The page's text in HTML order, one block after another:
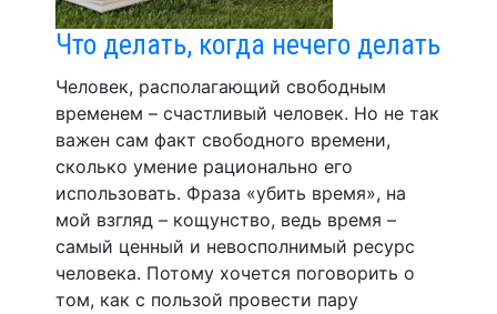
Что делать, когда нечего делать
Человек, располагающий свободным
временем – счастливый человек. Но не так
важен сам факт свободного времени,
сколько умение рационально его
использовать. Фраза «убить время», на
мой взгляд – кощунство, ведь время –
самый ценный и невосполнимый ресурс
человека. Потому хочется поговорить о
том, как с пользой провести пару